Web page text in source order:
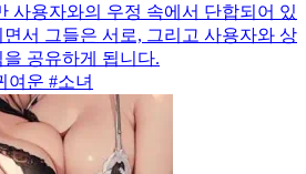
사용자와의 우정 속에서 단합되어 있
서 그들은 서로, 그리고 사용자와 상
공유하게 됩니다.
여운 #소녀